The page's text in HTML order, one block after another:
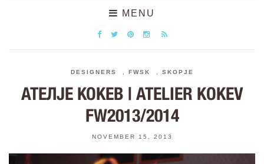
MENU
DESIGNERS FWSK SKOPJE
АТЕЛЈЕ КОКЕВ | ATELIER KOKEV
FW2013/2014
NOVEMBER 15, 2013